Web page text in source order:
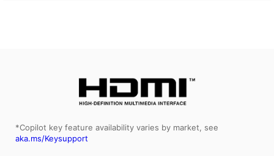
*Copilot key feature availability varies by market, see
aka.ms/Keysupport